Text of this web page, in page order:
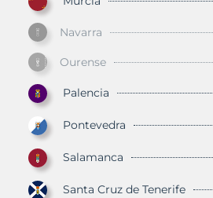
Navarra
Ourense
Palencia
Pontevedra
Salamanca
Santa Cruz de Tenerife